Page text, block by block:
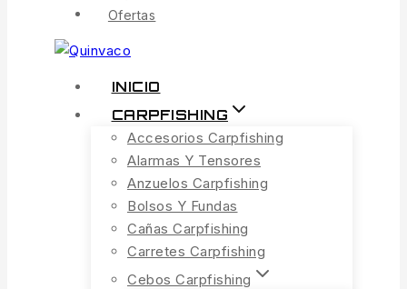
Ofertas
INICIO
CARPFISHING
Accesorios Carpfishing
Alarmas Y Tensores
Anzuelos Carpfishing
Bolsos Y Fundas
Cañas Carpfishing
Carretes Carpfishing
Cebos Carpfishing